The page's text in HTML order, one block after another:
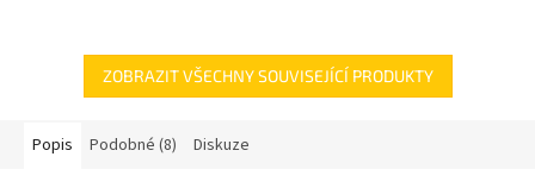
ZOBRAZIT VŠECHNY SOUVISEJÍCÍ PRODUKTY
Popis Podobné (8) Diskuze